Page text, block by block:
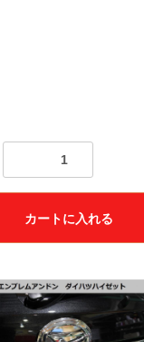
カートに入れる